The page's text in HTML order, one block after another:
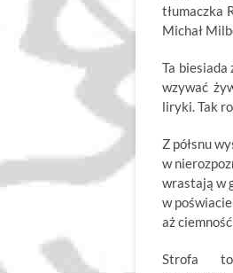
tłumaczka
Michał
Ta biesiada
wzywać
liryki. Tak
Z półsnu
w
wrastają w
w
aż
Strofa to